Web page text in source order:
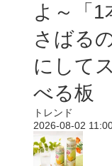
よ～「1
さばる
にして
べる板
トレンド
2026-08-02